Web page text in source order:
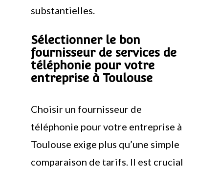
substantielles.
Sélectionner le bon
fournisseur de services de
téléphonie pour votre
entreprise à Toulouse
Choisir un fournisseur de
téléphonie pour votre entreprise à
Toulouse exige plus qu’une simple
comparaison de tarifs. Il est crucial